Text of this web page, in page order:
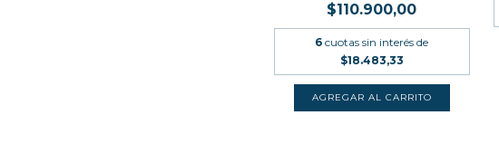
$110.900,00
6 cuotas sin interés de
$18.483,33